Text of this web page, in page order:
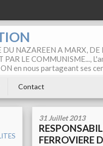
DU NAZAREEN A MARX,
PAR LE COMMUNISME...,
en nous partageant ses
Contact
31 Juillet 2013
FERROVIERE